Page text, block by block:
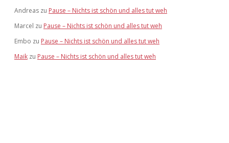
Andreas zu Pause – Nichts ist schön und alles tut weh
Marcel zu Pause – Nichts ist schön und alles tut weh
Embo zu Pause – Nichts ist schön und alles tut weh
Maik zu Pause – Nichts ist schön und alles tut weh